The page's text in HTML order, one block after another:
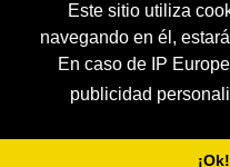
Este sitio utiliza
navegando en él,
En caso de IP
publicidad
¡Ok!
Vegetarianas